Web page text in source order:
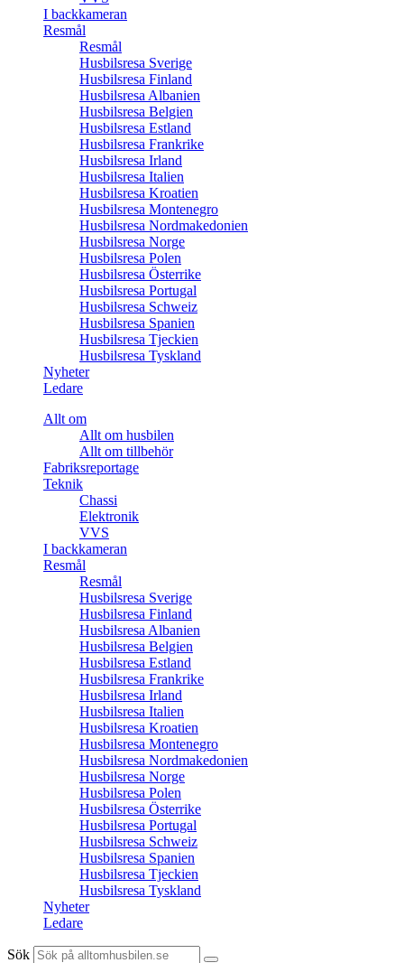
I backkameran
Resmål
Resmål
Husbilsresa Sverige
Husbilsresa Finland
Husbilsresa Albanien
Husbilsresa Belgien
Husbilsresa Estland
Husbilsresa Frankrike
Husbilsresa Irland
Husbilsresa Italien
Husbilsresa Kroatien
Husbilsresa Montenegro
Husbilsresa Nordmakedonien
Husbilsresa Norge
Husbilsresa Polen
Husbilsresa Österrike
Husbilsresa Portugal
Husbilsresa Schweiz
Husbilsresa Spanien
Husbilsresa Tjeckien
Husbilsresa Tyskland
Nyheter
Ledare
Allt om
Allt om husbilen
Allt om tillbehör
Fabriksreportage
Teknik
Chassi
Elektronik
VVS
I backkameran
Resmål
Resmål
Husbilsresa Sverige
Husbilsresa Finland
Husbilsresa Albanien
Husbilsresa Belgien
Husbilsresa Estland
Husbilsresa Frankrike
Husbilsresa Irland
Husbilsresa Italien
Husbilsresa Kroatien
Husbilsresa Montenegro
Husbilsresa Nordmakedonien
Husbilsresa Norge
Husbilsresa Polen
Husbilsresa Österrike
Husbilsresa Portugal
Husbilsresa Schweiz
Husbilsresa Spanien
Husbilsresa Tjeckien
Husbilsresa Tyskland
Nyheter
Ledare
Sök